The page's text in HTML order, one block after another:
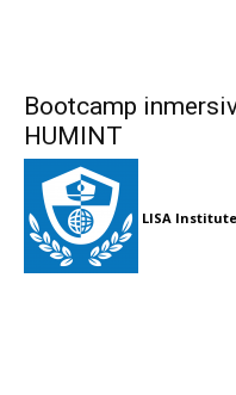
Bootcamp
HUMINT
LISA Institute